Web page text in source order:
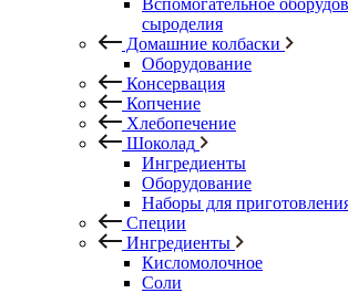
Вспомогательное
сыроделия
Домашние колбаски
Оборудование
Консервация
Копчение
Хлебопечение
Шоколад
Ингредиенты
Оборудование
Наборы для
Специи
Ингредиенты
Кисломолочное
Соли